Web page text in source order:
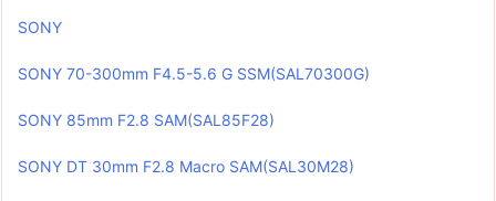
SONY
SONY 70-300mm F4.5-5.6 G SSM(SAL70300G)
SONY 85mm F2.8 SAM(SAL85F28)
SONY DT 30mm F2.8 Macro SAM(SAL30M28)